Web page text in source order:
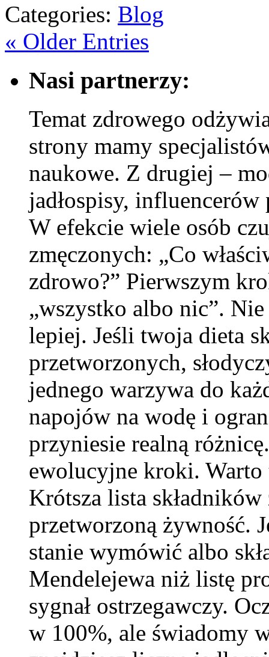
Categories: Blog
« Older Entries
Nasi partnerzy:
Temat zdrowego
strony mamy
naukowe. Z drugiej –
jadłospisy,
W efekcie wiele osób
zmęczonych: „Co
zdrowo?” Pierwszym
„wszystko albo nic”.
lepiej. Jeśli twoja dieta
przetworzonych,
jednego warzywa do
napojów na wodę i
przyniesie realną
ewolucyjne kroki. Warto
Krótsza lista
przetworzoną żywność.
stanie wymówić albo
Mendelejewa niż listę
sygnał ostrzegawczy.
w 100%, ale świadomy